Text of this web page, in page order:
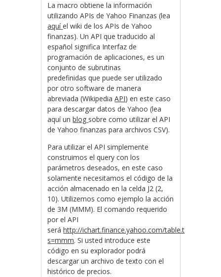
La macro obtiene la información
utilizando APIs de Yahoo Finanzas (lea
aquíel wiki de los APIs de Yahoo
finanzas). Un API que traducido al
español significa Interfaz de
programación de aplicaciones, es un
conjunto de subrutinas
predefinidas que puede ser utilizado
por otro software de manera
abreviada (WikipediaAPI) en este caso
para descargar datos de Yahoo (lea
aquí unblog sobre como utilizar el API
de Yahoo finanzas para archivos CSV).
Para utilizar el API simplemente
construimos el query con los
parámetros deseados, en este caso
solamente necesitamos el código de la
acción almacenado en la celda J2 (2,
10). Utilizemos como ejemplo la acción
de 3M (MMM). El comando requerido
por el API
seráhttp://ichart.finance.yahoo.com/table.txt?
s=mmm. Si usted introduce este
código en su explorador podrá
descargar un archivo de texto con el
histórico de precios.